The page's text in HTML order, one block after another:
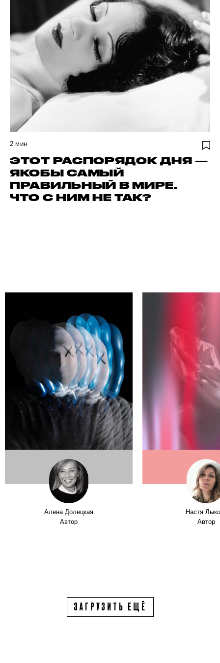
2 мин
ЭТОТ РАСПОРЯДОК ДНЯ —
ЯКОБЫ САМЫЙ
ПРАВИЛЬНЫЙ В МИРЕ.
ЧТО С НИМ НЕ ТАК?
Алена Долецкая
Автор
Настя
Автор
ЗАГРУЗИТЬ ЕЩЁ